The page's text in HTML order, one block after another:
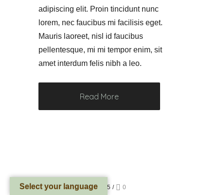
adipiscing elit. Proin tincidunt nunc
lorem, nec faucibus mi facilisis eget.
Mauris laoreet, nisl id faucibus
pellentesque, mi mi tempor enim, sit
amet interdum felis nibh a leo.
Read More
Posted on junio 18, 2015 / 0
Select your language